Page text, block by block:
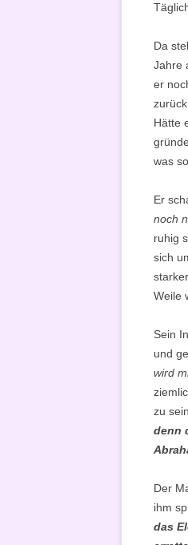
Da
Jahre
er
Hätte
was
Er
noch
ruhig
sich
Weile
Sein
und
wird
zu
denn
Der
ihm
das